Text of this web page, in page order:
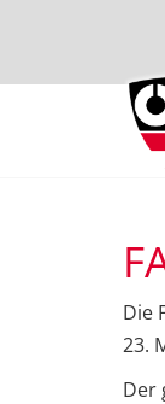
Die
23.
Der